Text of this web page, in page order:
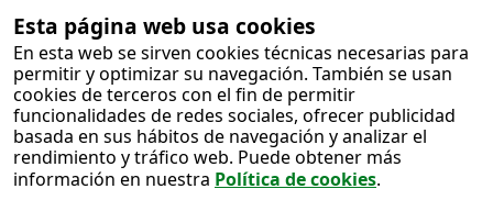
Esta página web usa cookies
En esta web se sirven cookies técnicas necesarias para
permitir y optimizar su navegación. También se usan
cookies de terceros con el fin de permitir
funcionalidades de redes sociales, ofrecer publicidad
basada en sus hábitos de navegación y analizar el
rendimiento y tráfico web. Puede obtener más
información en nuestra Política de cookies.